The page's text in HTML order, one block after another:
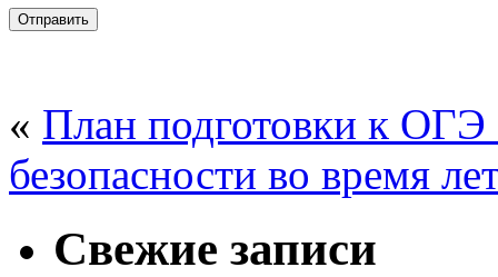
« План подготовки к ОГЭ
безопасности во время
Свежие записи